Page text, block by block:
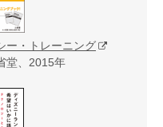
ー・トレーニング
堂、2015年